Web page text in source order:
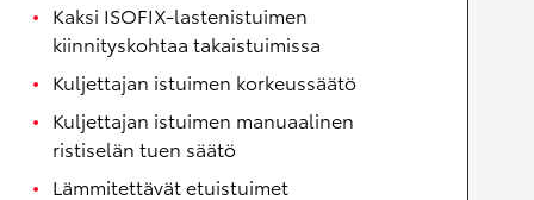
Kaksi ISOFIX-lastenistuimen
kiinnityskohtaa takaistuimissa
Kuljettajan istuimen korkeussäätö
Kuljettajan istuimen manuaalinen
ristiselän tuen säätö
Lämmitettävät etuistuimet